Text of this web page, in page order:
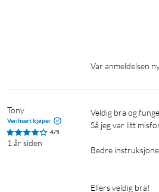
Var anmeldelsen
Tony
Verifisert kjøper
4/5
1 år siden
Veldig bra og fungerer, men den ser ikke ut til å ha energimåler som det står her på nettsiden til kjell.
Så jeg var litt
Bedre
Ellers veldig bra!